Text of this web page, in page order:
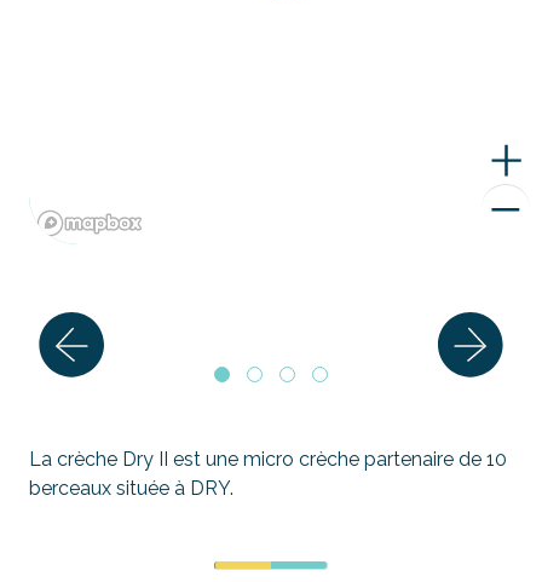
La crèche Dry II est une micro crèche partenaire de 10
berceaux située à DRY.